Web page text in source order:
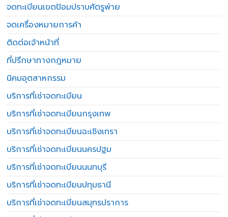
จดทะเบียนเขตป้อมปราบศัตรูพ่าย
จดเครื่องหมายการค้า
ติดต่อเจ้าหน้าที่
ที่ปรึกษาทางกฎหมาย
นิคมอุตสาหกรรม
บริการที่เช่าจดทะเบียน
บริการที่เช่าจดทะเบียนกรุงเทพ
บริการที่เช่าจดทะเบียนฉะเชิงเทรา
บริการที่เช่าจดทะเบียนนครปฐม
บริการที่เช่าจดทะเบียนนนทบุรี
บริการที่เช่าจดทะเบียนปทุมธานี
บริการที่เช่าจดทะเบียนสมุทรปราการ